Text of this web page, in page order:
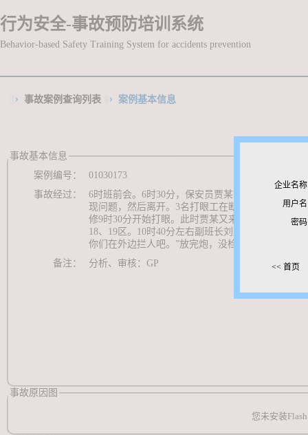
行为安全-事故预防培训系统
Behavior-based Safety Training System for accidents prevention
事故案例查询列表 案例基本信息
事故基本信息
案例编号：
01030173
事故经过：
6时班前会。6时30分，保安员贾某带领打眼工3名
现问题，然后离开。3名打眼工在断层下面掘进工
修9时30分开始打眼。此时贾某又来17煤区检查，
18、19区。10时40分左右副班长刘某和贾某准备
你们在外边拦人吧。”放完炮，没检查工作面安全
备注：
分析、审核：GP
事故原因图
您未安装
企业名
用户
密
<< 首页